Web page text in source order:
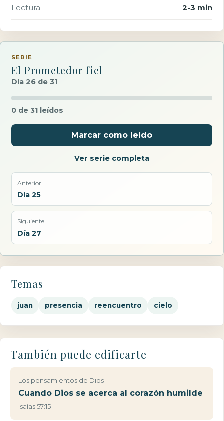
Lectura 2-3 min
SERIE
El Prometedor fiel
Día 26 de 31
0 de 31 leídos
Marcar como leído
Ver serie completa
Anterior
Día 25
Siguiente
Día 27
Temas
juan presencia reencuentro cielo
También puede edificarte
Los pensamientos de Dios
Cuando Dios se acerca al corazón humilde
Isaías 57:15